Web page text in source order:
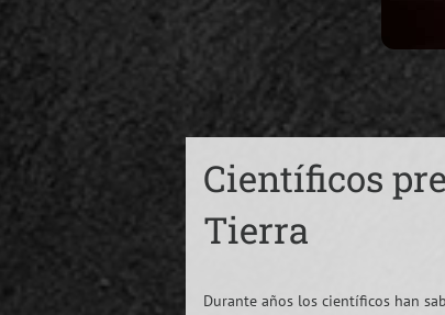
Científicos
Tierra
Durante años los científicos han